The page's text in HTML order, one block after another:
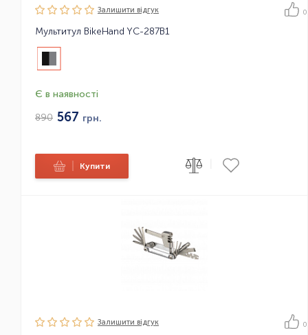
Залишити вiдгук 0
Мультитул BikeHand YC-287B1
Є в наявності
890 567 грн.
Купити
Залишити вiдгук 0